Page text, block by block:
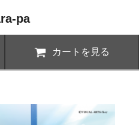
pa
カートを見る